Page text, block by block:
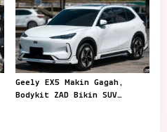
Geely EX5 Makin Gagah,
Bodykit ZAD Bikin SUV